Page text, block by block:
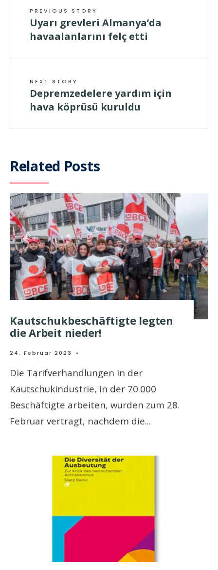
PREVIOUS STORY
Uyarı grevleri Almanya’da
havaalanlarını felç etti
NEXT STORY
Depremzedelere yardım için
hava köprüsü kuruldu
Related Posts
Kautschukbeschäftigte legten
die Arbeit nieder!
24. Februar 2023 •
Die Tarifverhandlungen in der
Kautschukindustrie, in der 70.000
Beschäftigte arbeiten, wurden zum 28.
Februar vertragt, nachdem die...